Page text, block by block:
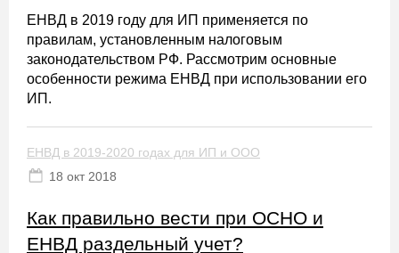
ЕНВД в 2019 году для ИП применяется по
правилам, установленным налоговым
законодательством РФ. Рассмотрим основные
особенности режима ЕНВД при использовании его
ИП.
ЕНВД в 2019-2020 годах для ИП и ООО
18 окт 2018
Как правильно вести при ОСНО и
ЕНВД раздельный учет?